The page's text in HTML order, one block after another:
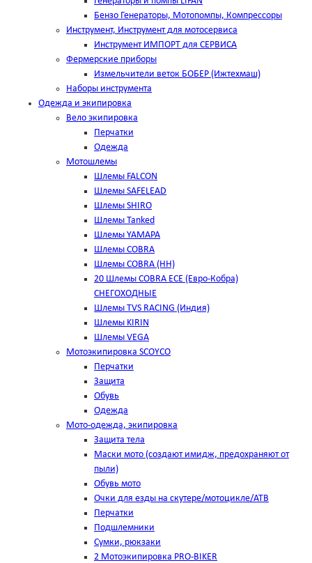
Бензо Генераторы, Мотопомпы, Компрессоры
Инструмент, Инструмент для мотосервиса
Инструмент ИМПОРТ для СЕРВИСА
Фермерские приборы
Измельчители веток БОБЕР (Ижтехмаш)
Наборы инструмента
Одежда и экипировка
Вело экипировка
Перчатки
Одежда
Мотошлемы
Шлемы FALCON
Шлемы SAFELEAD
Шлемы SHIRO
Шлемы Tanked
Шлемы YAMAPA
Шлемы COBRA
Шлемы COBRA (HH)
20 Шлемы COBRA ECE (Евро-Кобра)
СНЕГОХОДНЫЕ
Шлемы TVS RACING (Индия)
Шлемы KIRIN
Шлемы VEGA
Мотоэкипировка SCOYCO
Перчатки
Защита
Обувь
Одежда
Мото-одежда, экипировка
Защита тела
Маски мото (создают имидж, предохраняют от
пыли)
Обувь мото
Очки для езды на скутере/мотоцикле/АТВ
Перчатки
Подшлемники
Сумки, рюкзаки
2 Мотоэкипировка PRO-BIKER